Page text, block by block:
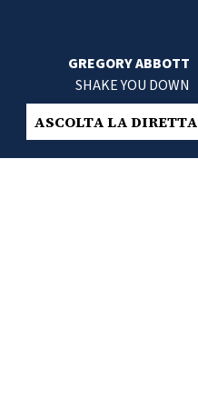
GREGORY ABBOTT
SHAKE YOU DOWN
ASCOLTA LA DIRETTA